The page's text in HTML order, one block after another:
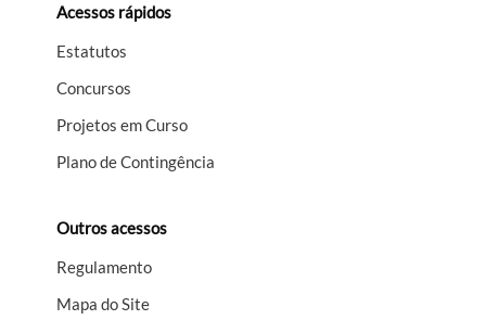
Acessos rápidos
Estatutos
Concursos
Projetos em Curso
Plano de Contingência
Outros acessos
Regulamento
Mapa do Site